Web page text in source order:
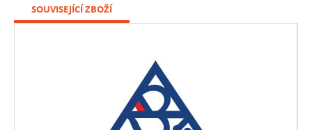
SOUVISEJÍCÍ ZBOŽÍ